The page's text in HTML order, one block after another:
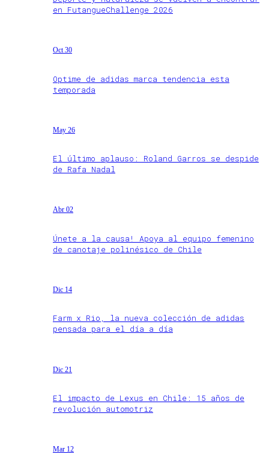
en FutangueChallenge 2026
Oct 30
Optime de adidas marca tendencia esta
temporada
May 26
El último aplauso: Roland Garros se despide
de Rafa Nadal
Abr 02
Únete a la causa! Apoya al equipo femenino
de canotaje polinésico de Chile
Dic 14
Farm x Rio, la nueva colección de adidas
pensada para el día a día
Dic 21
El impacto de Lexus en Chile: 15 años de
revolución automotriz
Mar 12